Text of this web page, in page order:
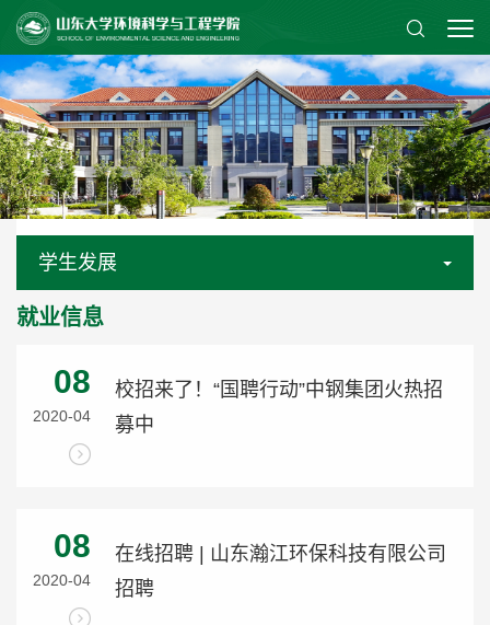
学生发展
就业信息
08
2020-04
校招来了！“国聘行动”中钢集团火热招
募中
08
2020-04
在线招聘 | 山东瀚江环保科技有限公司
招聘